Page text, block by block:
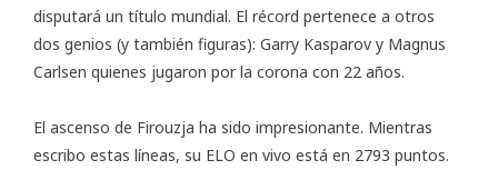
disputará un título mundial. El récord pertenece a otros
dos genios (y también figuras): Garry Kasparov y Magnus
Carlsen quienes jugaron por la corona con 22 años.
El ascenso de Firouzja ha sido impresionante. Mientras
escribo estas líneas, su ELO en vivo está en 2793 puntos.